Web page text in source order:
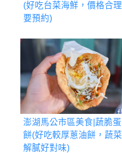
(好吃台菜海鮮，價格合理
要預約)
澎湖馬公市區美食|蔬脆蛋
餅(好吃較厚蔥油餅，蔬菜
解膩好對味)